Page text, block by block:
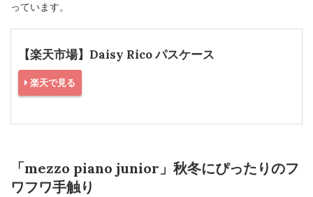
っています。
【楽天市場】Daisy Rico パスケース
楽天で見る
「mezzo piano junior」秋冬にぴったりのフ
ワフワ手触り